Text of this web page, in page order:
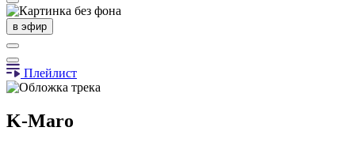
в эфир
Плейлист
K-Maro